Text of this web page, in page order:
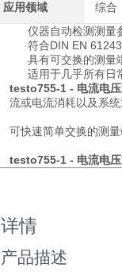
应用领域
综合
仪器自动检测测量
符合DIN EN
具有可交换的测量
适用于几乎所有日
testo755-1 - 电流电
流或电流消耗以及系
可快速简单交换的测
testo755-1 - 电流电
详情
产品描述